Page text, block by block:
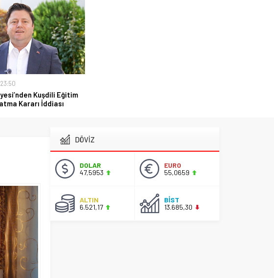
Kuşdili Eğitim
Kararı İddiası
DÖVİZ
DOLAR
47,5953
EURO
55,0659
ALTIN
6.521,17
BİST
13.685,30